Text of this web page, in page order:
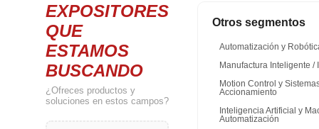
EXPOSITORES
QUE
ESTAMOS
BUSCANDO
¿Ofreces productos y
soluciones en estos campos?
Otros segmentos
Automatización y
Manufactura Inteligente /
Motion Control y
Accionamiento
Inteligencia Artificial y
Automatización